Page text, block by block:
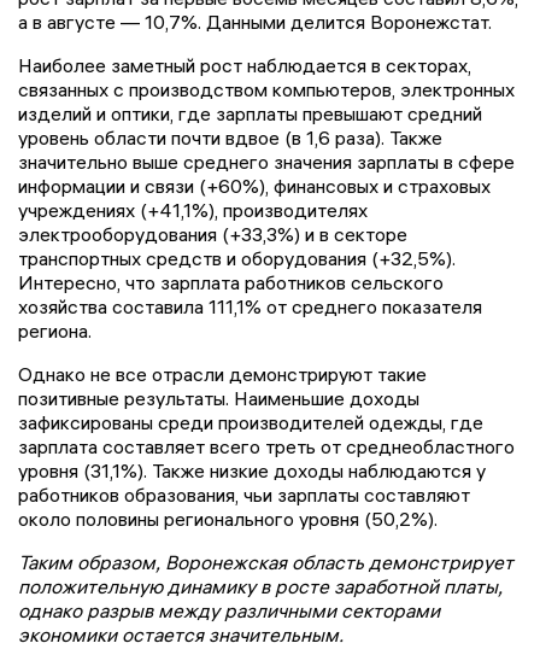
а в августе — 10,7%. Данными делится Воронежстат.
Наиболее заметный рост наблюдается в секторах,
связанных с производством компьютеров, электронных
изделий и оптики, где зарплаты превышают средний
уровень области почти вдвое (в 1,6 раза). Также
значительно выше среднего значения зарплаты в сфере
информации и связи (+60%), финансовых и страховых
учреждениях (+41,1%), производителях
электрооборудования (+33,3%) и в секторе
транспортных средств и оборудования (+32,5%).
Интересно, что зарплата работников сельского
хозяйства составила 111,1% от среднего показателя
региона.
Однако не все отрасли демонстрируют такие
позитивные результаты. Наименьшие доходы
зафиксированы среди производителей одежды, где
зарплата составляет всего треть от среднеобластного
уровня (31,1%). Также низкие доходы наблюдаются у
работников образования, чьи зарплаты составляют
около половины регионального уровня (50,2%).
Таким образом, Воронежская область демонстрирует
положительную динамику в росте заработной платы,
однако разрыв между различными секторами
экономики остается значительным.